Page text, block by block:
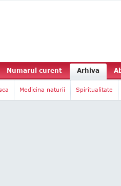
Numarul curent Arhiva
Medicina naturii Spiritualitate